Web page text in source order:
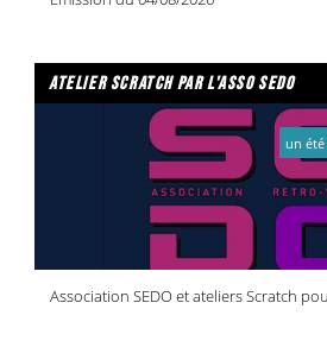
atelier scratch par l'asso sedo
un été